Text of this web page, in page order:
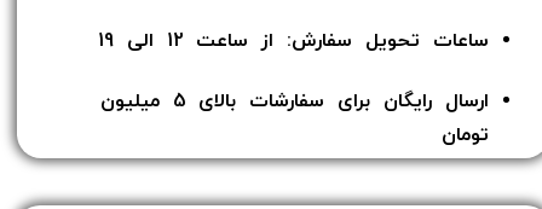
ساعات تحویل سفارش: از ساعت 12 الی 19
ارسال رایگان برای سفارشات بالای 5 میلیون
تومان​​​​​​​